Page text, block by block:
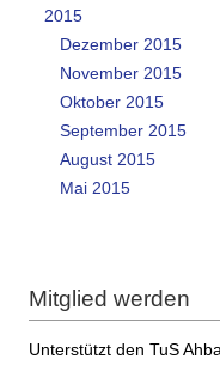
2015
Dezember 2015
November 2015
Oktober 2015
September 2015
August 2015
Mai 2015
Mitglied werden
Unterstützt den TuS